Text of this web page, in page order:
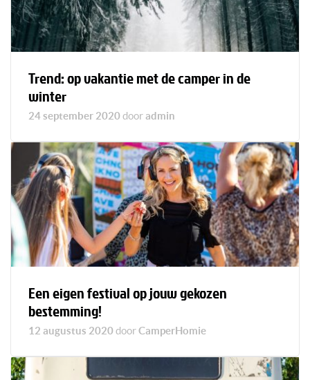
Trend: op vakantie met de camper in de
winter
24 september 2020 door admin
Een eigen festival op jouw gekozen
bestemming!
12 augustus 2020 doorCamperHomie